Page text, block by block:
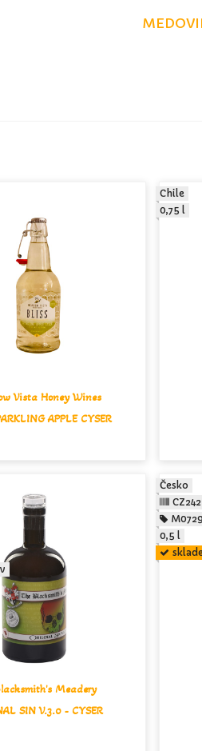
Vista Honey Wines
APPLE CYSER
Chile
0,75 l
Meadery
SIN V.3.0 - CYSER
Česko
0,5 l